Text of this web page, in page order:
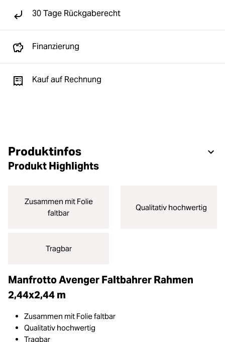
30 Tage Rückgaberecht
Finanzierung
Kauf auf Rechnung
Produktinfos
Produkt Highlights
Zusammen mit Folie
faltbar
Qualitativ hochwertig
Tragbar
Manfrotto Avenger Faltbahrer Rahmen
2,44x2,44 m
Zusammen mit Folie faltbar
Qualitativ hochwertig
Tragbar